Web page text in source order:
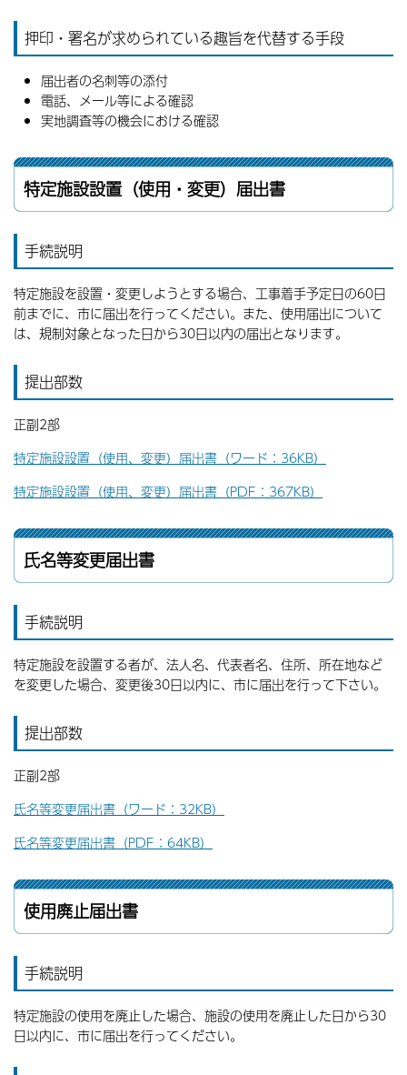
押印・署名が求められている趣旨を代替する手段
届出者の名刺等の添付
電話、メール等による確認
実地調査等の機会における確認
特定施設設置（使用・変更）届出書
手続説明
特定施設を設置・変更しようとする場合、工事着手予定日の60日
前までに、市に届出を行ってください。また、使用届出について
は、規制対象となった日から30日以内の届出となります。
提出部数
正副2部
特定施設設置（使用、変更）届出書（ワード：36KB）
特定施設設置（使用、変更）届出書（PDF：367KB）
氏名等変更届出書
手続説明
特定施設を設置する者が、法人名、代表者名、住所、所在地など
を変更した場合、変更後30日以内に、市に届出を行って下さい。
提出部数
正副2部
氏名等変更届出書（ワード：32KB）
氏名等変更届出書（PDF：64KB）
使用廃止届出書
手続説明
特定施設の使用を廃止した場合、施設の使用を廃止した日から30
日以内に、市に届出を行ってください。